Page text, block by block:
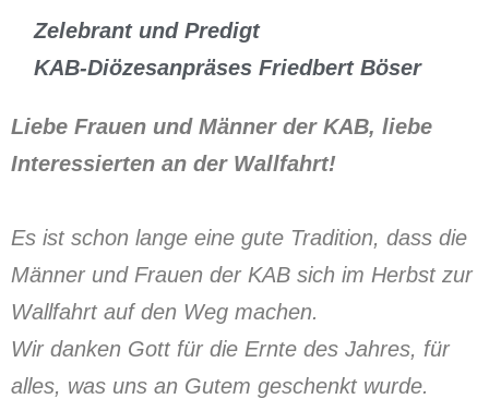
Zelebrant und Predigt
KAB-Diözesanpräses Friedbert Böser
Liebe Frauen und Männer der KAB, liebe
Interessierten an der Wallfahrt!
Es ist schon lange eine gute Tradition, dass die
Männer und Frauen der KAB sich im Herbst zur
Wallfahrt auf den Weg machen.
Wir danken Gott für die Ernte des Jahres, für
alles, was uns an Gutem geschenkt wurde.